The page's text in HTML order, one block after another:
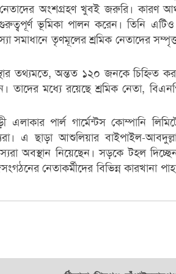
নেতাদের অংশগ্রহণ খুবই জরুরি। কারণ
ভূমিকা পালন করেন। তিনি এটিও
তৃণমূলের শ্রমিক নেতাদের
তথ্যমতে, অন্তত ১২০ জনকে চিহ্নিত
মধ্যে রয়েছে শ্রমিক নেতা,
পার্ল গার্মেন্টস কোম্পানি
এ ছাড়া আশুলিয়ার বাইপাইল-
অবস্থান নিয়েছেন। সড়কে টহল
নেতাকর্মীদের বিভিন্ন কারখানা